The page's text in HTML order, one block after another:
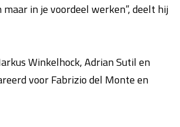
in je voordeel werken”, deelt hij
Winkelhock, Adrian Sutil en
voor Fabrizio del Monte en